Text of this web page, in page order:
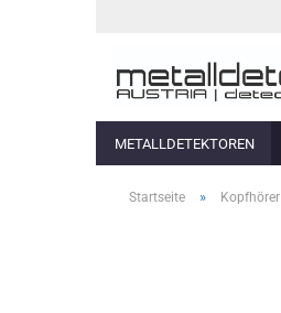
METALLDETEKTOREN
Startseite » Kopfhörer